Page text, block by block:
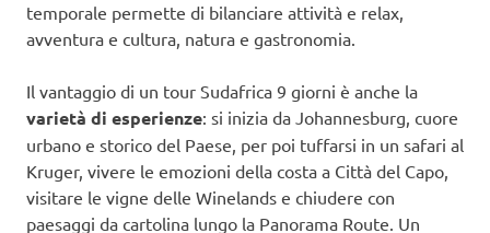
temporale permette di bilanciare attività e relax,
avventura e cultura, natura e gastronomia.
Il vantaggio di un tour Sudafrica 9 giorni è anche la
varietà di esperienze: si inizia da Johannesburg, cuore
urbano e storico del Paese, per poi tuffarsi in un safari al
Kruger, vivere le emozioni della costa a Città del Capo,
visitare le vigne delle Winelands e chiudere con
paesaggi da cartolina lungo la Panorama Route. Un